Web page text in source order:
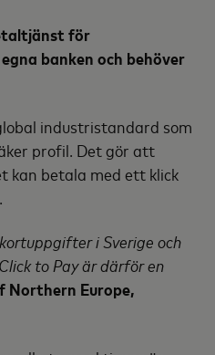
för
banken och behöver
industristandard som
profil. Det gör att
kan betala med ett klick
i Sverige och
to Pay är därför en
Northern Europe,